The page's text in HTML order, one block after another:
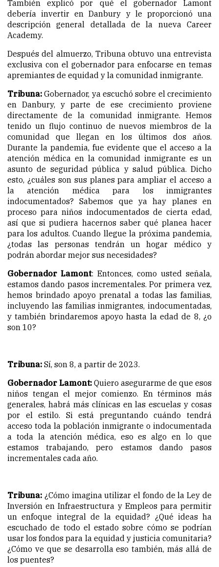
También explicó por qué el gobernador Lamont
debería invertir en Danbury y le proporcionó una
descripción general detallada de la nueva Career
Academy.
Después del almuerzo, Tribuna obtuvo una entrevista
exclusiva con el gobernador para enfocarse en temas
apremiantes de equidad y la comunidad inmigrante.
Tribuna: Gobernador, ya escuchó sobre el crecimiento
en Danbury, y parte de ese crecimiento proviene
directamente de la comunidad inmigrante. Hemos
tenido un flujo continuo de nuevos miembros de la
comunidad que llegan en los últimos dos años.
Durante la pandemia, fue evidente que el acceso a la
atención médica en la comunidad inmigrante es un
asunto de seguridad pública y salud pública. Dicho
esto, ¿cuáles son sus planes para ampliar el acceso a
la atención médica para los inmigrantes
indocumentados? Sabemos que ya hay planes en
proceso para niños indocumentados de cierta edad,
así que si pudiera hacernos saber qué planea hacer
para los adultos. Cuando llegue la próxima pandemia,
¿todas las personas tendrán un hogar médico y
podrán abordar mejor sus necesidades?
Gobernador Lamont: Entonces, como usted señala,
estamos dando pasos incrementales. Por primera vez,
hemos brindado apoyo prenatal a todas las familias,
incluyendo las familias inmigrantes, indocumentadas,
y también brindaremos apoyo hasta la edad de 8, ¿o
son 10?
Tribuna: Sí, son 8, a partir de 2023.
Gobernador Lamont: Quiero asegurarme de que esos
niños tengan el mejor comienzo. En términos más
generales, habrá más clínicas en las escuelas y cosas
por el estilo. Si está preguntando cuándo tendrá
acceso toda la población inmigrante o indocumentada
a toda la atención médica, eso es algo en lo que
estamos trabajando, pero estamos dando pasos
incrementales cada año.
Tribuna: ¿Cómo imagina utilizar el fondo de la Ley de
Inversión en Infraestructura y Empleos para permitir
un enfoque integral de la equidad? ¿Qué ideas ha
escuchado de todo el estado sobre cómo se podrían
usar los fondos para la equidad y justicia comunitaria?
¿Cómo ve que se desarrolla eso también, más allá de
los puentes?